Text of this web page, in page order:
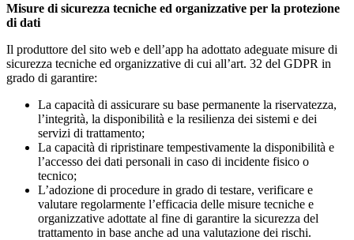
Misure di sicurezza tecniche ed organizzative per la protezione
di dati
Il produttore del sito web e dell’app ha adottato adeguate misure di
sicurezza tecniche ed organizzative di cui all’art. 32 del GDPR in
grado di garantire:
La capacità di assicurare su base permanente la riservatezza,
l’integrità, la disponibilità e la resilienza dei sistemi e dei
servizi di trattamento;
La capacità di ripristinare tempestivamente la disponibilità e
l’accesso dei dati personali in caso di incidente fisico o
tecnico;
L’adozione di procedure in grado di testare, verificare e
valutare regolarmente l’efficacia delle misure tecniche e
organizzative adottate al fine di garantire la sicurezza del
trattamento in base anche ad una valutazione dei rischi.